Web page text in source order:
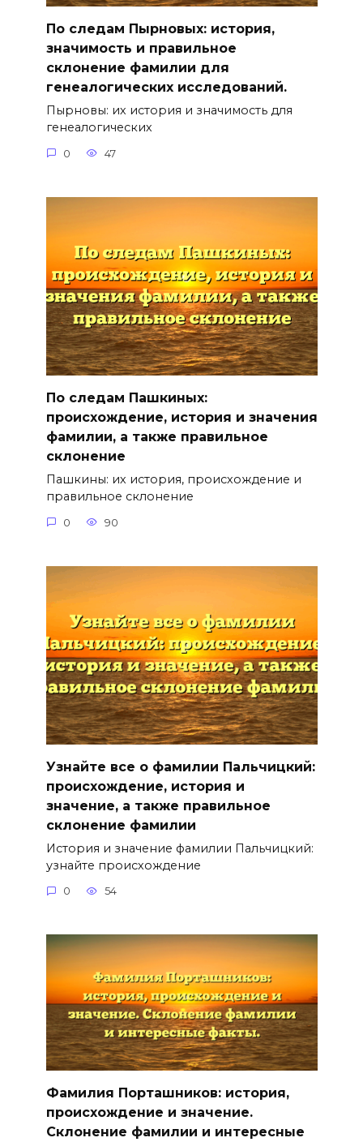
По следам Пырновых: история,
значимость и правильное
склонение фамилии для
генеалогических исследований.
Пырновы: их история и значимость для
генеалогических
0 47
По следам Пашкиных:
происхождение, история и значения
фамилии, а также правильное
склонение
Пашкины: их история, происхождение и
правильное склонение
0 90
Узнайте все о фамилии Пальчицкий:
происхождение, история и
значение, а также правильное
склонение фамилии
История и значение фамилии Пальчицкий:
узнайте происхождение
0 54
Фамилия Порташников: история,
происхождение и значение.
Склонение фамилии и интересные